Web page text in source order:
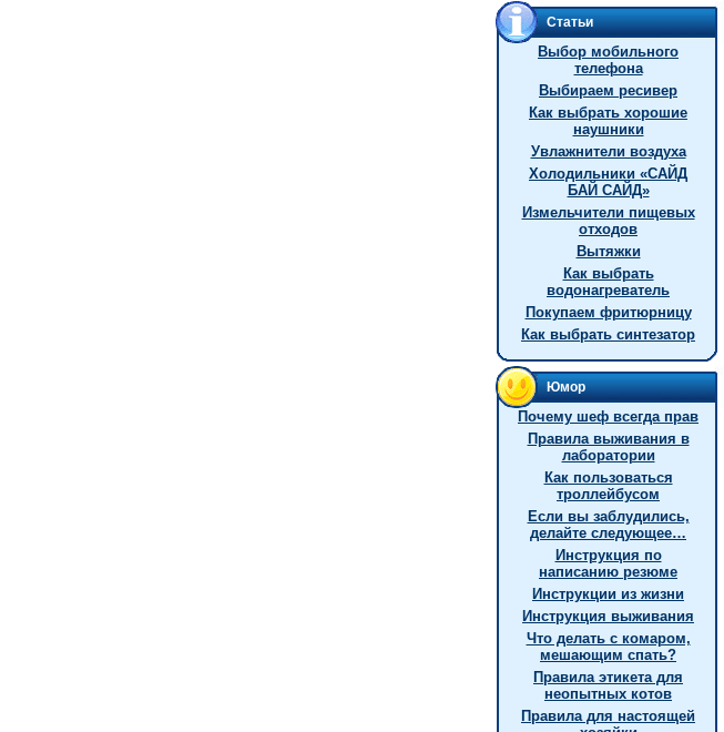
Статьи
Выбор мобильного
телефона
Выбираем ресивер
Как выбрать хорошие
наушники
Увлажнители воздуха
Холодильники «САЙД
БАЙ САЙД»
Измельчители пищевых
отходов
Вытяжки
Как выбрать
водонагреватель
Покупаем фритюрницу
Как выбрать синтезатор
Юмор
Почему шеф всегда прав
Правила выживания в
лаборатории
Как пользоваться
троллейбусом
Если вы заблудились,
делайте следующее…
Инструкция по
написанию резюме
Инструкции из жизни
Инструкция выживания
Что делать с комаром,
мешающим спать?
Правила этикета для
неопытных котов
Правила для настоящей